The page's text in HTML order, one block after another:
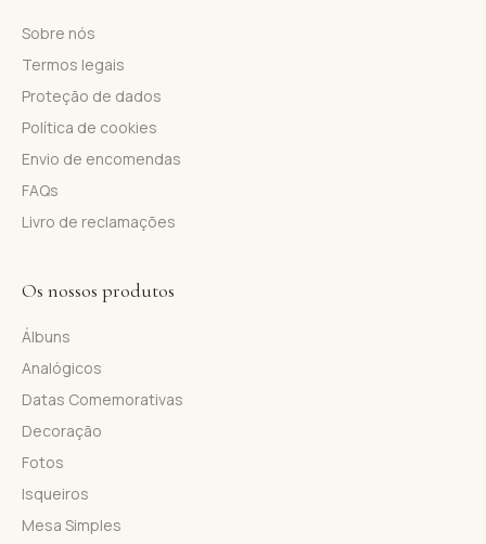
Sobre nós
Termos legais
Proteção de dados
Política de cookies
Envio de encomendas
FAQs
Livro de reclamações
Os nossos produtos
Álbuns
Analógicos
Datas Comemorativas
Decoração
Fotos
Isqueiros
Mesa Simples